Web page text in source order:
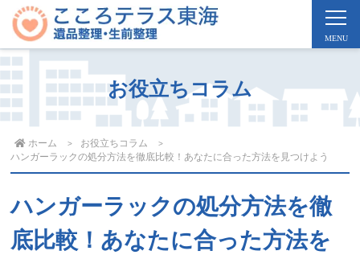
お役立ちコラム
ホーム
お役立ちコラム
ハンガーラックの処分方法を徹底比較！あなたに合った方法を見つけよう
ハンガーラックの処分方法を徹
底比較！あなたに合った方法を